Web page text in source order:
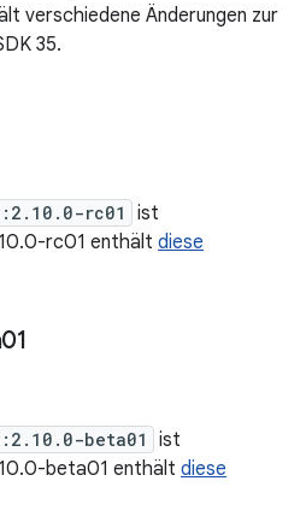
verschiedene Änderungen zur
35.
rc01
ist
rc01 enthält diese
beta01
ist
beta01 enthält diese